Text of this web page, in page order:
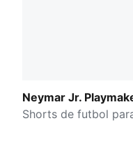
Neymar Jr.
Shorts de futbol